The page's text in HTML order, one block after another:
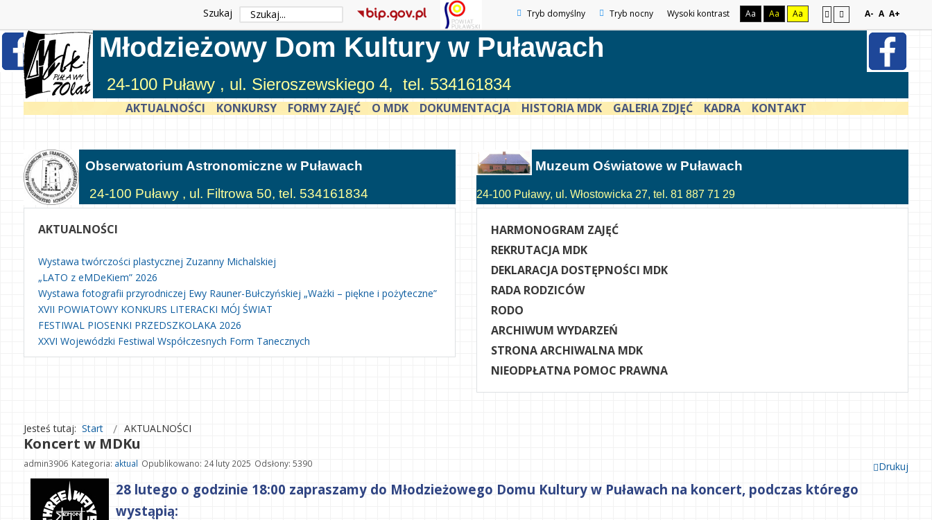
Tryb domyślny Tryb nocny Wysoki kontrast Aa Aa Aa A- A A+
Szukaj
Młodzieżowy Dom Kultury w Puławach
24-100 Puławy , ul. Sieroszewskiego 4, tel. 534161834
AKTUALNOŚCI KONKURSY FORMY ZAJĘĆ O MDK DOKUMENTACJA HISTORIA MDK GALERIA ZDJĘĆ KADRA KONTAKT
Obserwatorium Astronomiczne w Puławach
24-100 Puławy , ul. Filtrowa 50, tel. 534161834
AKTUALNOŚCI
Wystawa twórczości plastycznej Zuzanny Michalskiej
„LATO z eMDeKiem” 2026
Wystawa fotografii przyrodniczej Ewy Rauner-Bułczyńskiej „Ważki – piękne i pożyteczne”
XVII POWIATOWY KONKURS LITERACKI MÓJ ŚWIAT
FESTIWAL PIOSENKI PRZEDSZKOLAKA 2026
XXVI Wojewódzki Festiwal Współczesnych Form Tanecznych
Muzeum Oświatowe w Puławach
24-100 Puławy, ul. Włostowicka 27, tel. 81 887 71 29
HARMONOGRAM ZAJĘĆ
REKRUTACJA MDK
DEKLARACJA DOSTĘPNOŚCI MDK
RADA RODZICÓW
RODO
ARCHIWUM WYDARZEŃ
STRONA ARCHIWALNA MDK
NIEODPŁATNA POMOC PRAWNA
Jesteś tutaj: Start AKTUALNOŚCI
Koncert w MDKu
Drukuj
admin3906 Kategoria: aktual Opublikowano: 24 luty 2025 Odsłony: 5390
28 lutego o godzinie 18:00 zapraszamy do Młodzieżowego Domu Kultury w Puławach na koncert, podczas którego
wystąpią: